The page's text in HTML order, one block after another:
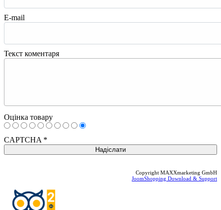
E-mail
Текст коментаря
Оцінка товару
CAPTCHA *
Copyright MAXXmarketing GmbH
JoomShopping Download & Support